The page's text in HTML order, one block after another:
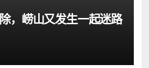
，崂山又发生一起迷路